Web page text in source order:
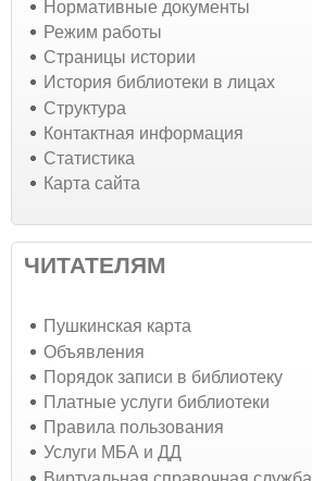
Нормативные документы
Режим работы
Страницы истории
История библиотеки в лицах
Структура
Контактная информация
Статистика
Карта сайта
ЧИТАТЕЛЯМ
Пушкинская карта
Объявления
Порядок записи в библиотеку
Платные услуги библиотеки
Правила пользования
Услуги МБА и ДД